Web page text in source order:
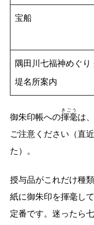
宝船
隅田川七福神めぐり
堤名所案内
御朱印帳への揮毫
きごう
は
ご注意ください（直
た）。
授与品がこれだけ種
紙に御朱印を揮毫し
定番です。迷ったら